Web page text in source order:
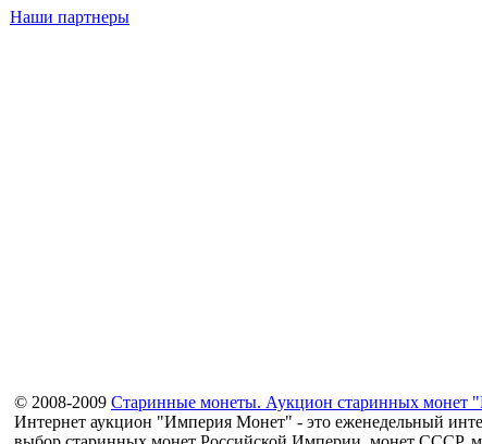
Наши партнеры
© 2008-2009 Старинные монеты. Аукцион старинных монет
Интернет аукцион "Империя Монет" - это еженедельный